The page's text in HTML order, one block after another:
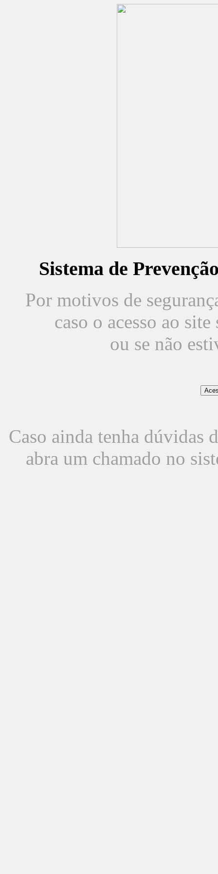
Sistema de
Por motivos de
caso o acesso ao
ou se não
Caso ainda tenha dúvidas
abra um chamado no